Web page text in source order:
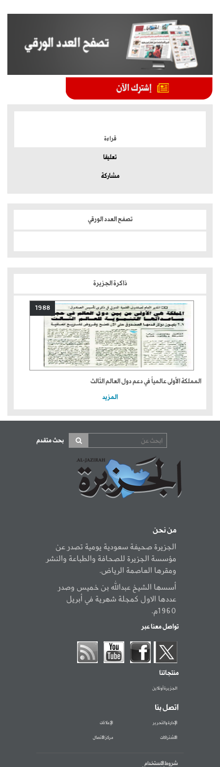
قراءة
تعليقا
مشاركة
تصفح العدد الورقي
ذاكرة الجزيرة
1988
المملكة الأولى عالمياً في دعم دول العالم الثالث
المزيد
بحث متقدم
من نحن
الجزيرة صحيفة سعودية يومية تصدر عن
مؤسسة الجزيرة للصحافة والطباعة والنشر
ومقرها العاصمة الرياض.
أسسها الشيخ عبدالله بن خميس وصدر
عددها الاول كمجلة شهرية في أبريل
1960م.
تواصل معنا عبر
منتجاتنا
الجزيرة أونلاين
اتصل بنا
الإدارة والتحرير الإعلانات
الاشتراكات مركز الاتصال
شروط الاستخدام